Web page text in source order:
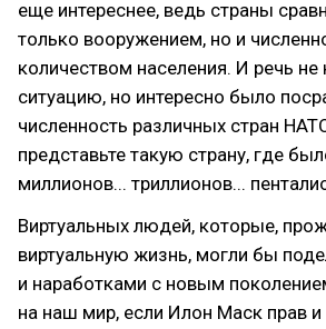
еще интереснее, ведь страны
только вооружением, но и
количеством населения. И речь
ситуацию, но интересно было
численность различных стран
представьте такую страну, где
миллионов... триллионов...
Виртуальных людей, которые,
виртуальную жизнь, могли бы
и наработками с новым
на наш мир, если Илон Маск прав